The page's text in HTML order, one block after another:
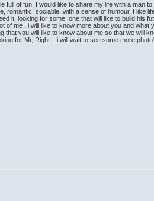
of fun. I would like to share my life with a man
sociable, with a sense of humour. I like
it, looking for some one that will like to build his
me , i will like to know more about you and
you will like to know about me so that we will
for Mr, Right ,i will wait to see some more